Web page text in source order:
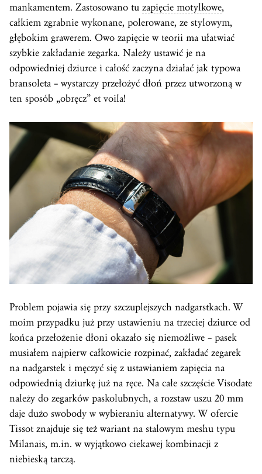
mankamentem. Zastosowano tu zapięcie motylkowe,
całkiem zgrabnie wykonane, polerowane, ze stylowym,
głębokim grawerem. Owo zapięcie w teorii ma ułatwiać
szybkie zakładanie zegarka. Należy ustawić je na
odpowiedniej dziurce i całość zaczyna działać jak typowa
bransoleta – wystarczy przełożyć dłoń przez utworzoną w
ten sposób „obręcz” et voila!
Problem pojawia się przy szczuplejszych nadgarstkach. W
moim przypadku już przy ustawieniu na trzeciej dziurce od
końca przełożenie dłoni okazało się niemożliwe – pasek
musiałem najpierw całkowicie rozpinać, zakładać zegarek
na nadgarstek i męczyć się z ustawianiem zapięcia na
odpowiednią dziurkę już na ręce. Na całe szczęście Visodate
należy do zegarków paskolubnych, a rozstaw uszu 20 mm
daje dużo swobody w wybieraniu alternatywy. W ofercie
Tissot znajduje się też wariant na stalowym meshu typu
Milanais, m.in. w wyjątkowo ciekawej kombinacji z
niebieską tarczą.